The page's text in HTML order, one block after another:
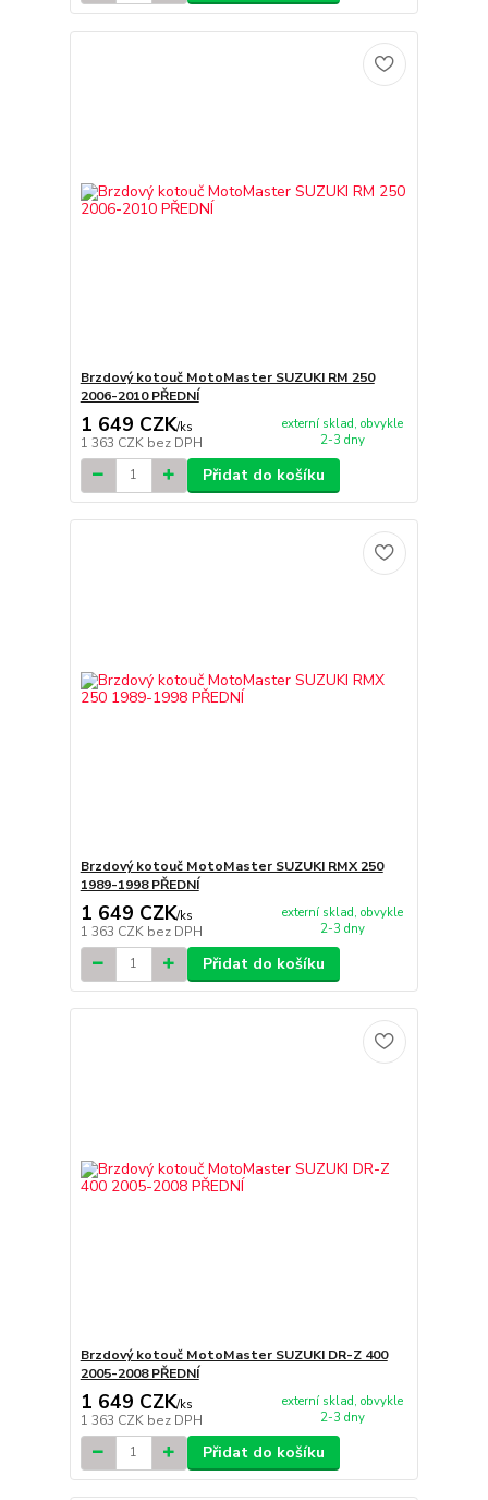
Brzdový kotouč MotoMaster SUZUKI RM 250
2006-2010 PŘEDNÍ
1 649 CZK/ks
1 363 CZK bez DPH
externí sklad, obvykle
2-3 dny
Přidat do košíku
Brzdový kotouč MotoMaster SUZUKI RMX 250
1989-1998 PŘEDNÍ
1 649 CZK/ks
1 363 CZK bez DPH
externí sklad, obvykle
2-3 dny
Přidat do košíku
Brzdový kotouč MotoMaster SUZUKI DR-Z 400
2005-2008 PŘEDNÍ
1 649 CZK/ks
1 363 CZK bez DPH
externí sklad, obvykle
2-3 dny
Přidat do košíku